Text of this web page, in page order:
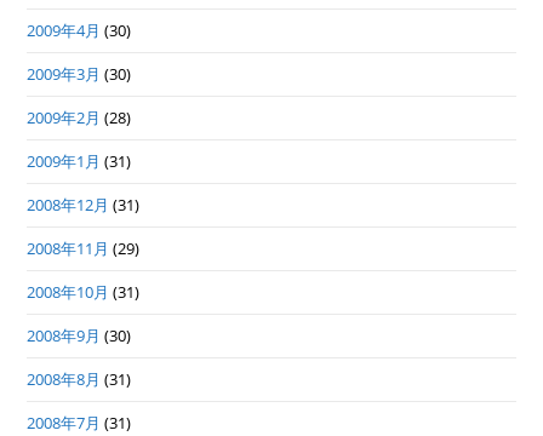
2009年4月 (30)
2009年3月 (30)
2009年2月 (28)
2009年1月 (31)
2008年12月 (31)
2008年11月 (29)
2008年10月 (31)
2008年9月 (30)
2008年8月 (31)
2008年7月 (31)